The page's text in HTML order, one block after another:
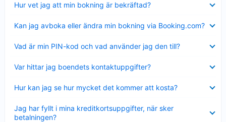
Hur vet jag att min bokning är bekräftad?
mindre
Kan jag avboka eller ändra min bokning via Booking.com?
mindre
Vad är min PIN-kod och vad använder jag den till?
mindre
Var hittar jag boendets kontaktuppgifter?
mindre
Hur kan jag se hur mycket det kommer att kosta?
mindre
Jag har fyllt i mina kreditkortsuppgifter, när sker
betalningen?
mindre